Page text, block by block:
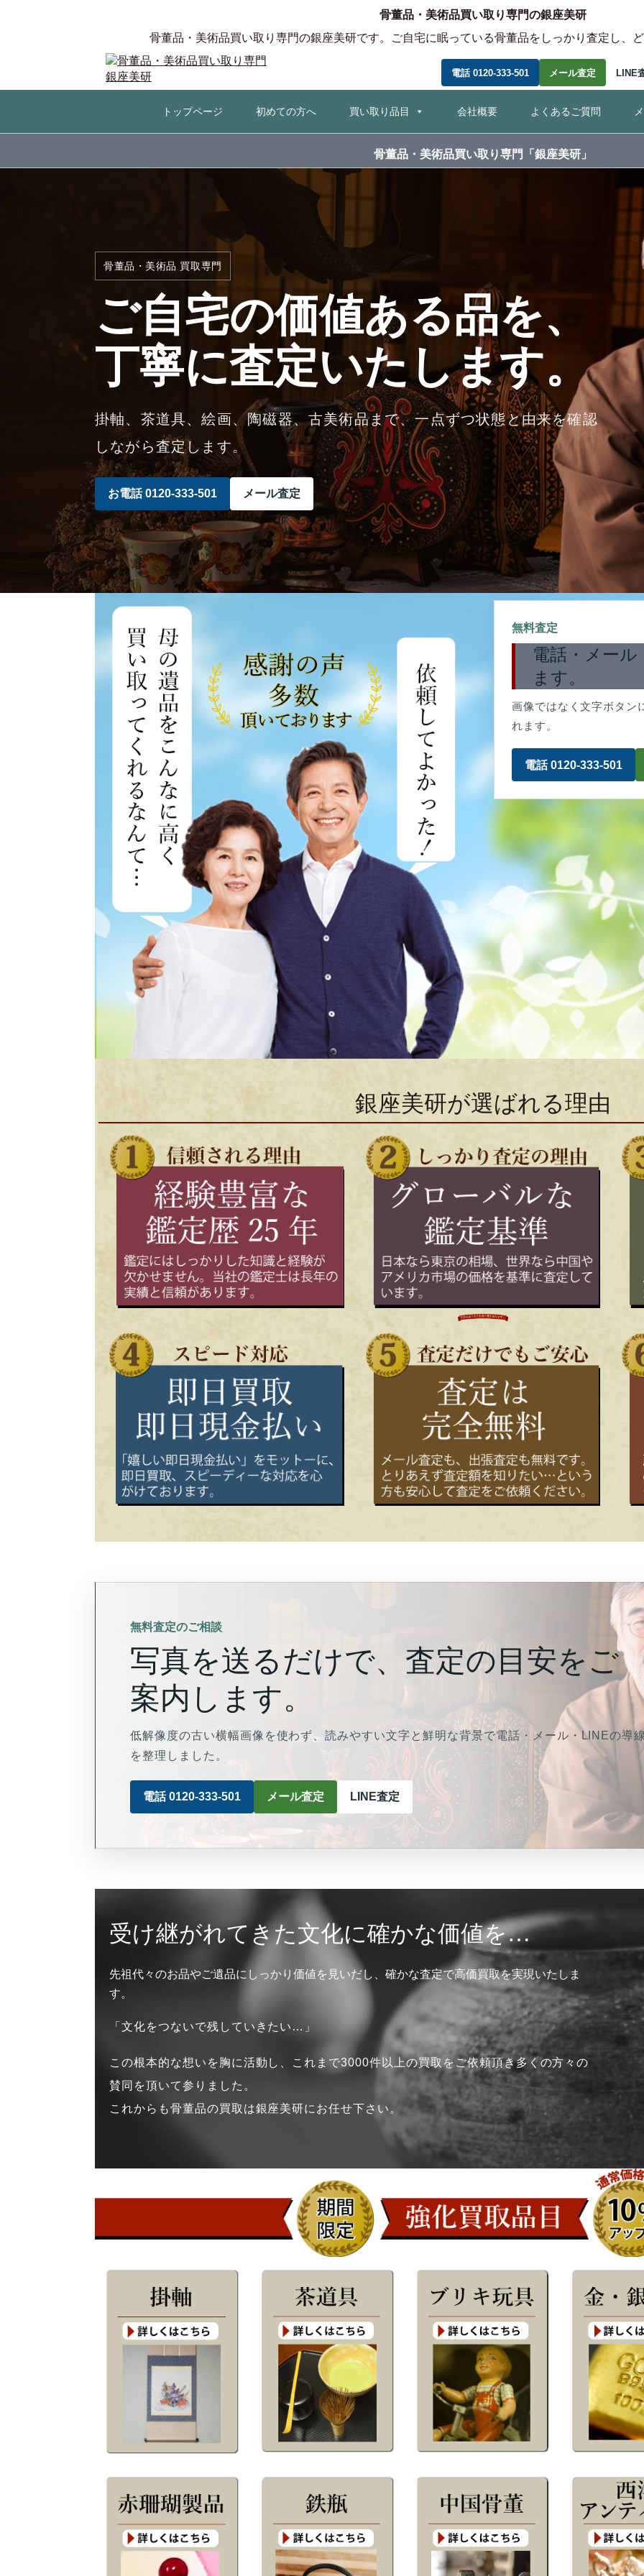
骨董品・美術品買い取り専門の銀座美研
骨董品・美術品買い取り専門の銀座美研です。ご自宅に眠っている骨董品をしっかり査定し、
電話 0120-333-501 メール査定 LINE
ン
ツ
トップページ 初めての方へ 買い取り品目 会社概要 よくあるご質問
骨董品・美術品買い取り専門「銀座美研」
骨董品・美術品 買取専門
ご自宅の価値ある品を、
丁寧に査定いたします。
掛軸、茶道具、絵画、陶磁器、古美術品まで、一点ずつ状態と由来を確認
しながら査定します。
お電話 0120-333-501 メール査定
無料査定
電話・メー
ます。
画像ではなく文字ボタン
れます。
電話 0120-333-501
銀座美研が選ばれる理由
無料査定のご相談
写真を送るだけで、査定の目安をご
案内します。
低解像度の古い横幅画像を使わず、読みやすい文字と鮮明な背景で電話・メール・LINEの導
を整理しました。
電話 0120-333-501 メール査定 LINE査定
受け継がれてきた文化に確かな価値を…
先祖代々のお品やご遺品にしっかり価値を見いだし、確かな査定で高価買取を実現いたしま
す。
「文化をつないで残していきたい…」
この根本的な想いを胸に活動し、これまで3000件以上の買取をご依頼頂き多くの方々の
賛同を頂いて参りました。
これからも骨董品の買取は銀座美研にお任せ下さい。